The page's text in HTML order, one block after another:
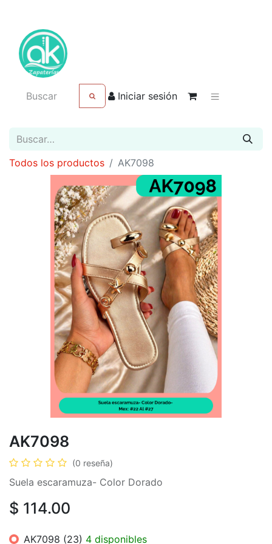
Iniciar sesión
Todos los productos AK7098
AK7098
(0 reseña)
Suela escaramuza- Color Dorado
$ 114.00
AK7098 (23) 4 disponibles